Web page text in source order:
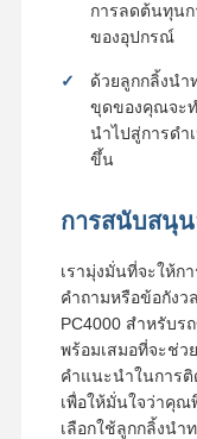
การลดต้นทุนก
ของอุปกรณ์
ด้วยลูกกลิ้งนำ
ขุดของคุณจะ
นำไปสู่การดำ
ขึ้น
การสนับสนุ
เรามุ่งมั่นที่จะให้
คำถามหรือข้อกังว
PC4000 สำหรับร
พร้อมเสมอที่จะช่ว
คำแนะนำในการติ
เพื่อให้มั่นใจว่าคุ
เลือกใช้ลูกกลิ้งนำ